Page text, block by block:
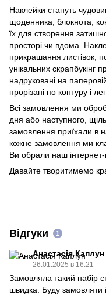
Наклейки стануть
щоденника, блокнота,
їх для створення
просторі чи вдома.
прикрашання листівок,
унікальних скрапбукінг
надруковані на
прорізані по контуру і
Всі замовлення ми
дня або наступного,
замовлення приїхали в
кожне замовлення ми
Ви обрали наш інтернет-
Давайте творитимемо
Відгуки 1
Анастасія Каплун
26.01.2025 в 16:21
Замовляла такий набір
швидка. Буду замовляти